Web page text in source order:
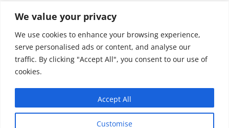
We value your privacy
We use cookies to enhance your browsing experience,
serve personalised ads or content, and analyse our
traffic. By clicking "Accept All", you consent to our use of
cookies.
Customise
Accept All
Pulizia naturale della casa: 3 ingredienti che
sostituiscono 10 prodotti chimici
Copyright © 2025 Biopianeta.it proprietà di Jws Media
Questo blog non è una testata giornalistica, in quanto
viene aggiornato senza alcuna periodicità. Non può
pertanto considerarsi un prodotto editoriale ai sensi